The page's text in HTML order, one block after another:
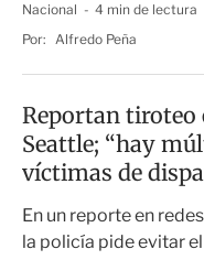
Nacional
4 min de lectura
Por: Alfredo Peña
Reportan tiroteo
Seattle; “hay
víctimas de
En un reporte en
la policía pide evitar